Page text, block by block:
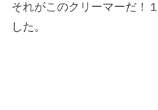
それがこのクリーマーだ！
した。